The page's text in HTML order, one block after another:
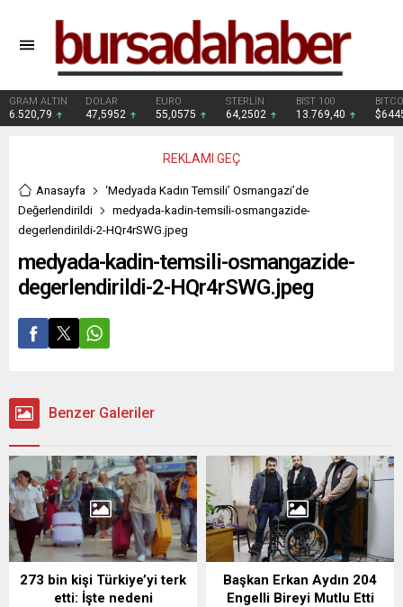
GRAM ALTIN
6.520,79
DOLAR
47,5952
EURO
55,0575
STERLİN
64,2502
BIST 100
13.769,40
REKLAMI GEÇ
Anasayfa
‘Medyada Kadın Temsili’ Osmangazi’de
Değerlendirildi
medyada-kadin-temsili-osmangazide-
degerlendirildi-2-HQr4rSWG.jpeg
medyada-kadin-temsili-osmangazide-
degerlendirildi-2-HQr4rSWG.jpeg
Benzer Galeriler
273 bin kişi Türkiye’yi terk
etti: İşte nedeni
Başkan Erkan Aydın 204
Engelli Bireyi Mutlu Etti